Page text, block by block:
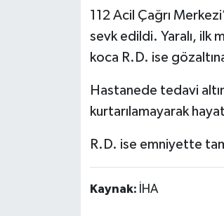
112 Acil Çağrı
sevk edildi. Yaralı, ilk
koca R.D. ise
Hastanede tedavi
kurtarılamayarak
R.D. ise emniyette
Kaynak: İHA